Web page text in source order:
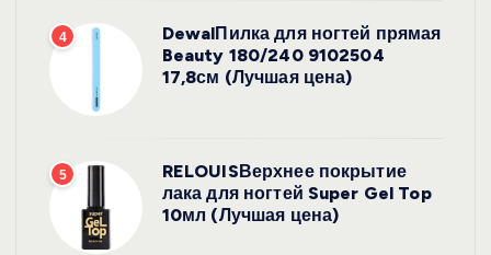
4
DewalПилка для ногтей прямая
Beauty 180/240 9102504
17,8см (Лучшая цена)
5
RELOUISВерхнее покрытие
лака для ногтей Super Gel Top
10мл (Лучшая цена)